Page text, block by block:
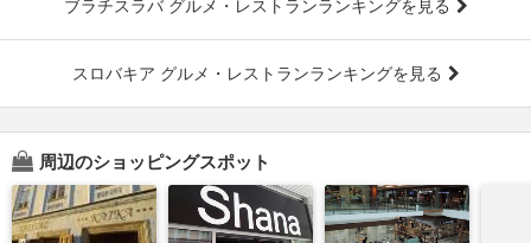
ブラチスラバ グルメ・レストランランキングを見る
スロバキア グルメ・レストランランキングを見る
周辺のショッピングスポット